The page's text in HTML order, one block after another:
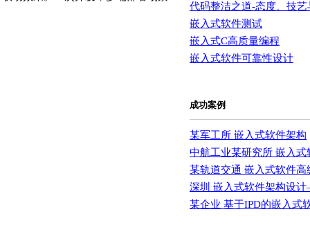
代码整洁之道-态度、技艺
嵌入式软件测试
嵌入式C高质量编程
嵌入式软件可靠性设计
成功案例
某军工所 嵌入式软件架构
中航工业某研究所 嵌入式
某轨道交通 嵌入式软件高
深圳 嵌入式软件架构设
某企业 基于IPD的嵌入式